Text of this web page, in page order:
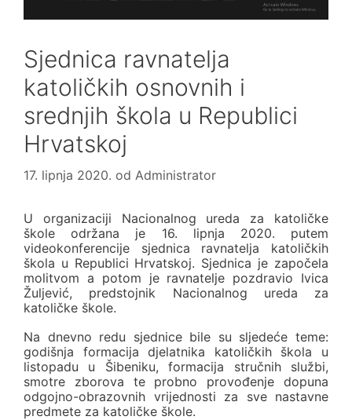
Sjednica ravnatelja
katoličkih osnovnih i
srednjih škola u Republici
Hrvatskoj
17. lipnja 2020. od Administrator
U organizaciji Nacionalnog ureda za katoličke
škole održana je 16. lipnja 2020. putem
videokonferencije sjednica ravnatelja katoličkih
škola u Republici Hrvatskoj. Sjednica je započela
molitvom a potom je ravnatelje pozdravio Ivica
Žuljević, predstojnik Nacionalnog ureda za
katoličke škole.
Na dnevno redu sjednice bile su sljedeće teme:
godišnja formacija djelatnika katoličkih škola u
listopadu u Šibeniku, formacija stručnih službi,
smotre zborova te probno provođenje dopuna
odgojno-obrazovnih vrijednosti za sve nastavne
predmete za katoličke škole.